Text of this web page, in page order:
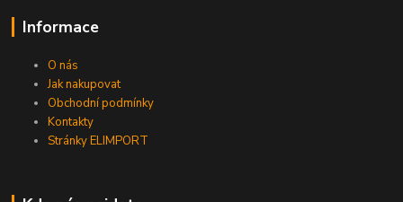
Informace
O nás
Jak nakupovat
Obchodní podmínky
Kontakty
Stránky ELIMPORT